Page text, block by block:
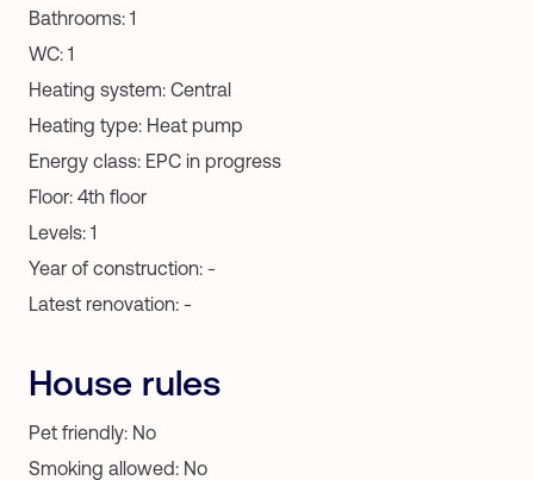
Bathrooms: 1
WC: 1
Heating system: Central
Heating type: Heat pump
Energy class: EPC in progress
Floor: 4th floor
Levels: 1
Year of construction: -
Latest renovation: -
House rules
Pet friendly: No
Smoking allowed: No